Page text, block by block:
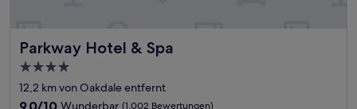
Parkway Hotel & Spa
Parkway Hotel & Spa
4.0-
Sterne-
Unterkunft
12,2 km von Oakdale entfernt
9.0
9,0/10 Wunderbar (1.002 Bewertungen)